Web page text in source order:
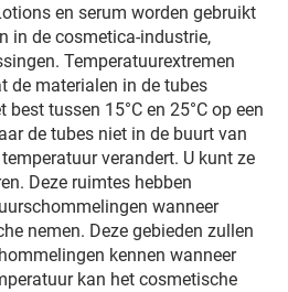
en serum worden gebruikt
in de cosmetica-industrie,
Temperatuurextremen
de materialen in de tubes
tussen 15°C en 25°C op een
de tubes niet in de buurt van
verandert. U kunt ze
Deze ruimtes hebben
wanneer
nemen. Deze gebieden zullen
kennen wanneer
kan het cosmetische